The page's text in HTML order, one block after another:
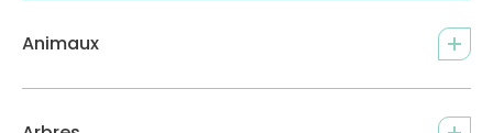
Animaux